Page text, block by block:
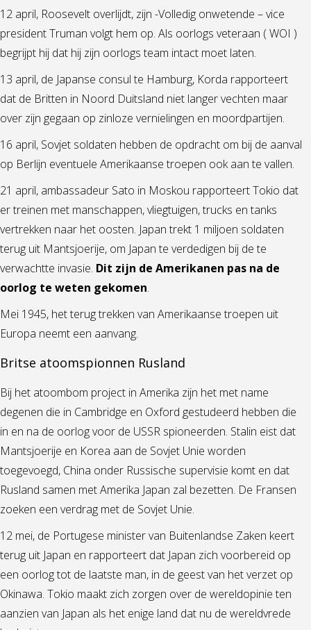
12 april, Roosevelt overlijdt, zijn -Volledig onwetende – vice
president Truman volgt hem op. Als oorlogs veteraan ( WOI )
begrijpt hij dat hij zijn oorlogs team intact moet laten.
13 april, de Japanse consul te Hamburg, Korda rapporteert
dat de Britten in Noord Duitsland niet langer vechten maar
over zijn gegaan op zinloze vernielingen en moordpartijen.
16 april, Sovjet soldaten hebben de opdracht om bij de aanval
op Berlijn eventuele Amerikaanse troepen ook aan te vallen.
21 april, ambassadeur Sato in Moskou rapporteert Tokio dat
er treinen met manschappen, vliegtuigen, trucks en tanks
vertrekken naar het oosten. Japan trekt 1 miljoen soldaten
terug uit Mantsjoerije, om Japan te verdedigen bij de te
verwachtte invasie. Dit zijn de Amerikanen pas na de
oorlog te weten gekomen.
Mei 1945, het terug trekken van Amerikaanse troepen uit
Europa neemt een aanvang.
Britse atoomspionnen Rusland
Bij het atoombom project in Amerika zijn het met name
degenen die in Cambridge en Oxford gestudeerd hebben die
in en na de oorlog voor de USSR spioneerden. Stalin eist dat
Mantsjoerije en Korea aan de Sovjet Unie worden
toegevoegd, China onder Russische supervisie komt en dat
Rusland samen met Amerika Japan zal bezetten. De Fransen
zoeken een verdrag met de Sovjet Unie.
12 mei, de Portugese minister van Buitenlandse Zaken keert
terug uit Japan en rapporteert dat Japan zich voorbereid op
een oorlog tot de laatste man, in de geest van het verzet op
Okinawa. Tokio maakt zich zorgen over de wereldopinie ten
aanzien van Japan als het enige land dat nu de wereldvrede